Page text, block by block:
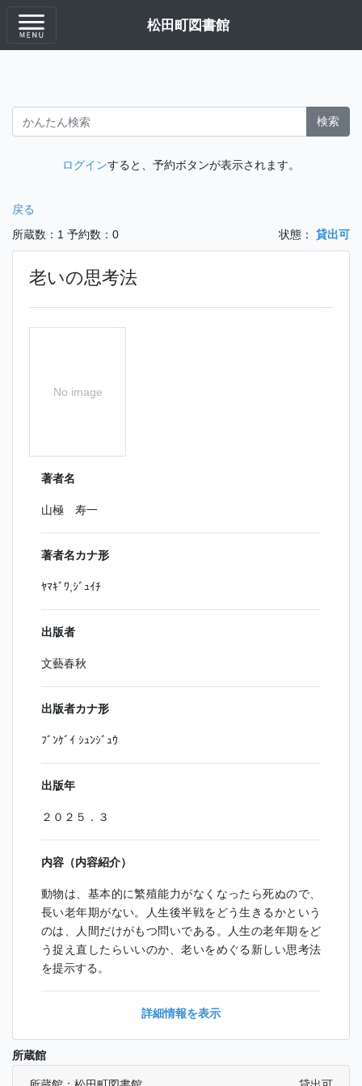
松田町図書館
検索
ログインすると、予約ボタンが表示されます。
戻る
所蔵数：1 予約数：0 状態： 貸出可
老いの思考法
No image
著者名
山極 寿一
著者名カナ形
ﾔﾏｷﾞﾜ,ｼﾞｭｲﾁ
出版者
文藝春秋
出版者カナ形
ﾌﾞﾝｹﾞｲ ｼｭﾝｼﾞｭｳ
出版年
２０２５．３
内容（内容紹介）
動物は、基本的に繁殖能力がなくなったら死ぬので、
長い老年期がない。人生後半戦をどう生きるかという
のは、人間だけがもつ問いである。人生の老年期をど
う捉え直したらいいのか、老いをめぐる新しい思考法
を提示する。
詳細情報を表示
所蔵館